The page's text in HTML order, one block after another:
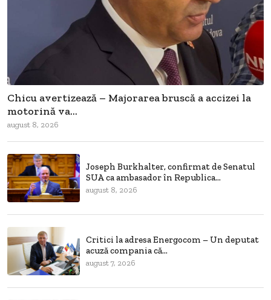
Chicu avertizează – Majorarea bruscă a accizei la
motorină va...
august 8, 2026
Joseph Burkhalter, confirmat de Senatul
SUA ca ambasador în Republica...
august 8, 2026
Critici la adresa Energocom – Un deputat
acuză compania că...
august 7, 2026